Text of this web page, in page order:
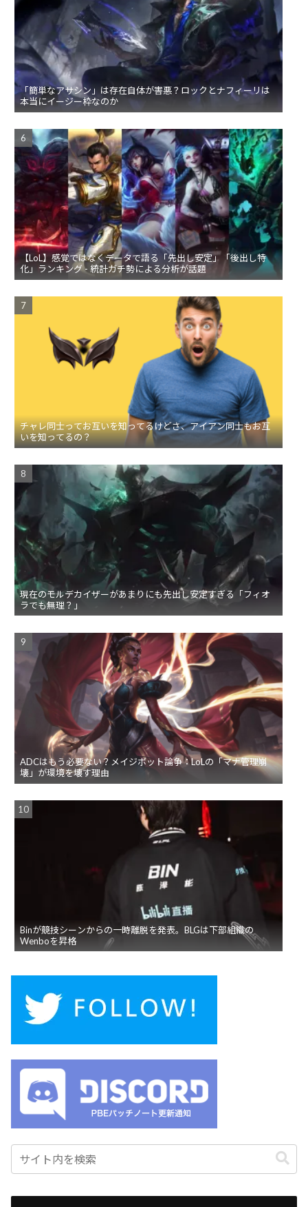
「簡単なアサシン」は存在自体が害悪？ロックとナフィーリは
本当にイージー枠なのか
【LoL】感覚ではなくデータで語る「先出し安定」「後出し特
化」ランキング - 統計ガチ勢による分析が話題
チャレ同士ってお互いを知ってるけどさ、アイアン同士もお互
いを知ってるの？
現在のモルデカイザーがあまりにも先出し安定すぎる「フィオ
ラでも無理？」
ADCはもう必要ない？メイジボット論争：LoLの「マナ管理崩
壊」が環境を壊す理由
Binが競技シーンからの一時離脱を発表。BLGは下部組織の
Wenboを昇格